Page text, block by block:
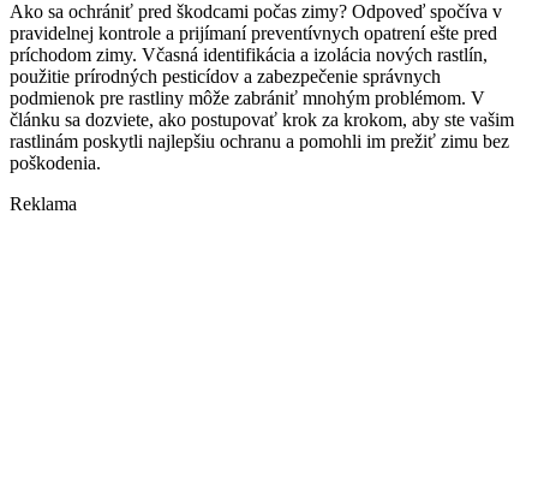
Ako sa ochrániť pred škodcami počas zimy? Odpoveď spočíva v
pravidelnej kontrole a prijímaní preventívnych opatrení ešte pred
príchodom zimy. Včasná identifikácia a izolácia nových rastlín,
použitie prírodných pesticídov a zabezpečenie správnych
podmienok pre rastliny môže zabrániť mnohým problémom. V
článku sa dozviete, ako postupovať krok za krokom, aby ste vašim
rastlinám poskytli najlepšiu ochranu a pomohli im prežiť zimu bez
poškodenia.
Reklama